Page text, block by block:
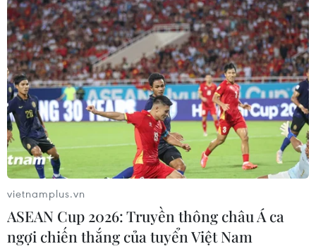
vietnamplus.vn
ASEAN Cup 2026: Truyền thông châu Á ca
ngợi chiến thắng của tuyển Việt Nam